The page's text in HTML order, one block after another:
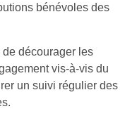
bénévoles des
décourager les
vis-à-vis du
un suivi régulier des